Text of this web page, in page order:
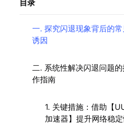
目录
一. 探究闪退现象背后的
诱因
二. 系统性解决闪退问题
作指南
1. 关键措施：借助【
加速器】提升网络稳